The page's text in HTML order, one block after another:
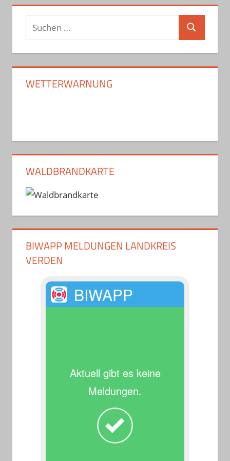
Suchen
nach:
Suchen
WETTERWARNUNG
WALDBRANDKARTE
BIWAPP MELDUNGEN LANDKREIS
VERDEN
BIWAPP
Aktuell gibt es keine
Meldungen.